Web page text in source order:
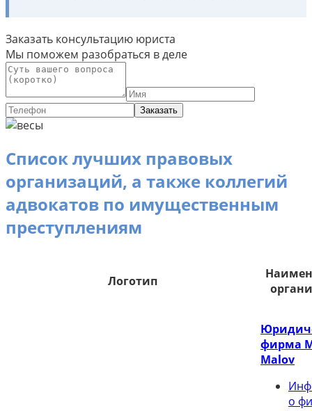
Заказать консультацию юриста
Мы поможем разобраться в деле
Заказать
Список лучших правовых
организаций, а также коллегий
адвокатов по имущественным
преступлениям
Логотип
фирма
Malov
о